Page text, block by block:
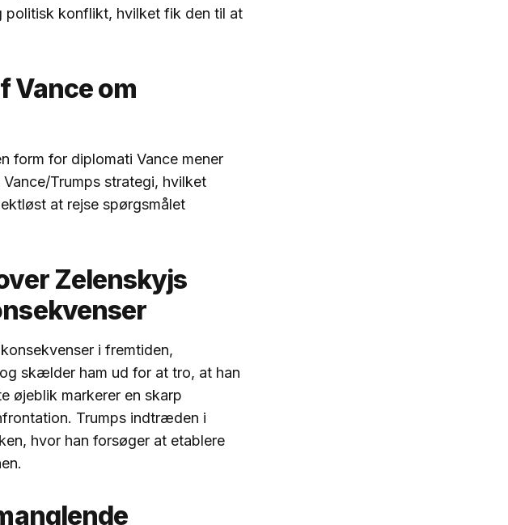
politisk konflikt, hvilket fik den til at
Vance om
form for diplomati Vance mener
Trumps strategi, hvilket
at rejse spørgsmålet
Zelenskyjs
i fremtiden,
skælder ham ud for at tro, at han
øjeblik markerer en skarp
Trumps indtræden i
hvor han forsøger at etablere